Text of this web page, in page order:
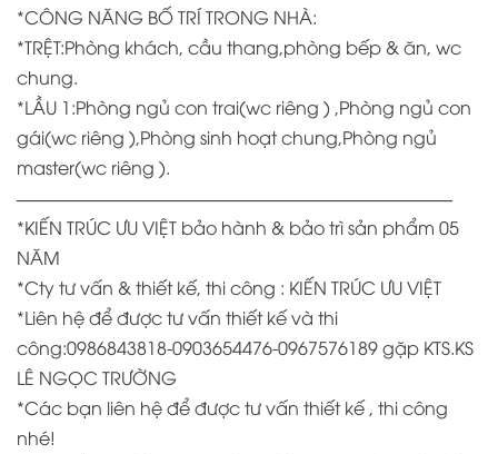
*CÔNG NĂNG BỐ TRÍ TRONG NHÀ:
*TRỆT:Phòng khách, cầu thang,phòng bếp & ăn, wc
chung.
*LẦU 1:Phòng ngủ con trai(wc riêng ) ,Phòng ngủ con
gái(wc riêng ),Phòng sinh hoạt chung,Phòng ngủ
master(wc riêng ).
————————————————————————–
*KIẾN TRÚC ƯU VIỆT bảo hành & bảo trì sản phẩm 05
NĂM
*Cty tư vấn & thiết kế, thi công : KIẾN TRÚC ƯU VIỆT
*Liên hệ để được tư vấn thiết kế và thi
công:0986843818-0903654476-0967576189 gặp KTS.KS
LÊ NGỌC TRƯỜNG
*Các bạn liên hệ để được tư vấn thiết kế , thi công
nhé!